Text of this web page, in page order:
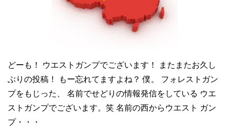
どーも！ ウエストガンプでございます！ またまたお久し
ぶりの投稿！ もー忘れてますよね？ 僕。 フォレストガン
プをもじった、 名前でせどりの情報発信をしている ウエ
ストガンプでございます。笑 名前の西からウエスト ガン
プ・・・